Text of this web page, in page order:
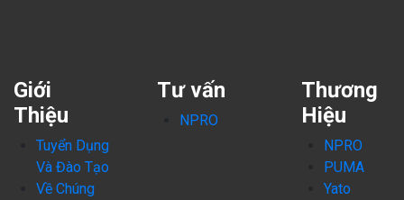
Giới
Thiệu
Tuyển Dụng
Và Đào Tạo
Về Chúng
Tư vấn
NPRO
Thương
Hiệu
NPRO
PUMA
Yato